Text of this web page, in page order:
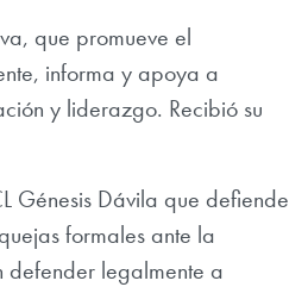
que promueve el
informa y apoya a
y liderazgo. Recibió su
Génesis Dávila que defiende
formales ante la
defender legalmente a